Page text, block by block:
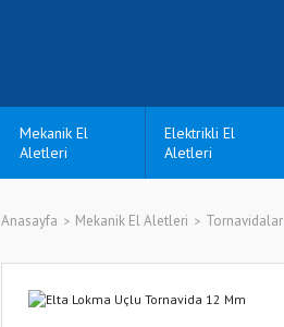
Mekanik El
Aletleri
Elektrikli El
Aletleri
Anasayfa Mekanik El Aletleri Tornavidalar